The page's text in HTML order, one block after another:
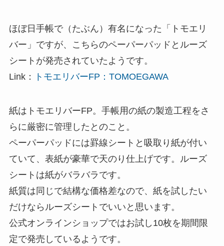
ほぼ日手帳で（たぶん）有名になった「トモエリ
バー」ですが、こちらのペーパーパッドとルーズ
シートが発売されていたようです。
Link：
トモエリバーFP：TOMOEGAWA
紙はトモエリバーFP。手帳用の紙の製造工程をさ
らに厳密に管理したとのこと。
ペーパーパッドには罫線シートと吸取り紙が付い
ていて、表紙が豪華で天のり仕上げです。ルーズ
シートは紙がバラバラです。
紙質は同じで結構な価格差なので、紙を試したい
だけならルーズシートでいいと思います。
公式オンラインショップではお試し10枚を期間限
定で発売しているようです。